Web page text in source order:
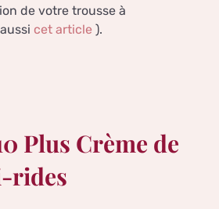
de votre trousse à
cet article ).
Plus Crème de
rides